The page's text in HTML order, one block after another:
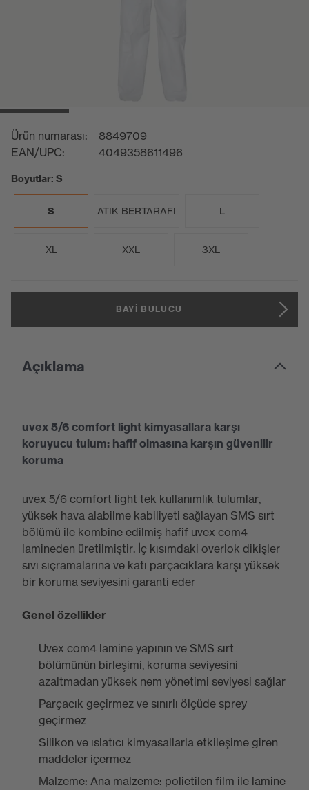
Ürün numarası:
8849709
EAN/UPC:
4049358611496
Boyutlar: S
S ATIK BERTARAFI L
XL XXL 3XL
BAYI BULUCU
Açıklama
uvex 5/6 comfort light kimyasallara karşı
koruyucu tulum: hafif olmasına karşın güvenilir
koruma
uvex 5/6 comfort light tek kullanımlık tulumlar,
yüksek hava alabilme kabiliyeti sağlayan SMS sırt
bölümü ile kombine edilmiş hafif uvex com4
lamineden üretilmiştir. İç kısımdaki overlok dikişler
sıvı sıçramalarına ve katı parçacıklara karşı yüksek
bir koruma seviyesini garanti eder
Genel özellikler
Uvex com4 lamine yapının ve SMS sırt
bölümünün birleşimi, koruma seviyesini
azaltmadan yüksek nem yönetimi seviyesi sağlar
Parçacık geçirmez ve sınırlı ölçüde sprey
geçirmez
Silikon ve ıslatıcı kimyasallarla etkileşime giren
maddeler içermez
Malzeme: Ana malzeme: polietilen film ile lamine